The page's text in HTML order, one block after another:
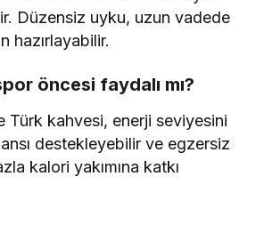
Düzensiz uyku, uzun vadede
hazırlayabilir.
öncesi faydalı mı?
Türk kahvesi, enerji seviyesini
destekleyebilir ve egzersiz
kalori yakımına katkı